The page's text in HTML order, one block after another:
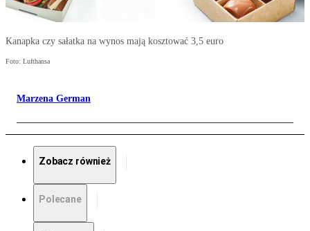
Kanapka czy sałatka na wynos mają kosztować 3,5 euro
Foto: Lufthansa
Marzena German
Zobacz również
Polecane